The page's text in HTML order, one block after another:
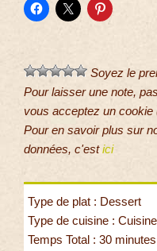
Soyez le
Pour laisser une note,
vous acceptez un cookie
Pour en savoir plus sur
données, c'estici
Type de plat : Dessert
Type de cuisine :
Temps Total : 30 minutes